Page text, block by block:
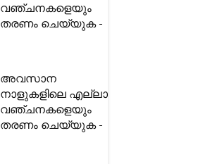
വഞ്ചനകളെയും
തരണം ചെയ്യുക -
അവസാന
നാളുകളിലെ എല്ലാ
വഞ്ചനകളെയും
തരണം ചെയ്യുക -